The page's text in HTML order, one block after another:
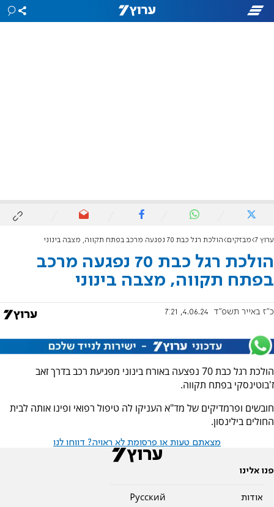
ערוץ 7 מבזקים הולכת רגל כבת 70 נפגעה מרכב בפתח תקווה, מצבה בינוני
הולכת רגל כבת 70 נפגעה מרכב
בפתח תקווה, מצבה בינוני
כ"ז באייר תשפ"ד 4.06.24, 7:21
הולכת רגל כבת 70 נפצעה באורח בינוני מפגיעת רכב בדרך זאב
ז'בוטינסקי בפתח תקווה.
חובשים ופרמדיקים של מד"א העניקו לה טיפול רפואי ופינו אותה לבית
החולים בילינסון.
מצאתם טעות או פרסומת לא ראויה? דווחו לנו
פנו אלינו
אודות
Pусский